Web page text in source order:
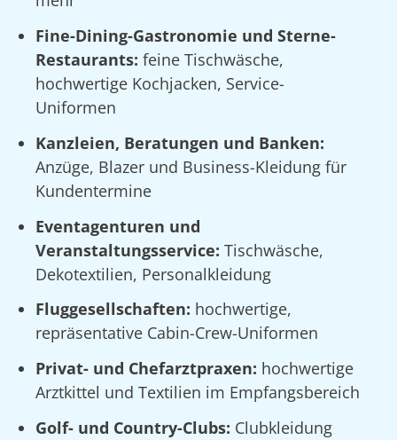
Fine-Dining-Gastronomie und Sterne-
Restaurants: feine Tischwäsche,
hochwertige Kochjacken, Service-
Uniformen
Kanzleien, Beratungen und Banken:
Anzüge, Blazer und Business-Kleidung für
Kundentermine
Eventagenturen und
Veranstaltungsservice: Tischwäsche,
Dekotextilien, Personalkleidung
Fluggesellschaften: hochwertige,
repräsentative Cabin-Crew-Uniformen
Privat- und Chefarztpraxen: hochwertige
Arztkittel und Textilien im Empfangsbereich
Golf- und Country-Clubs: Clubkleidung